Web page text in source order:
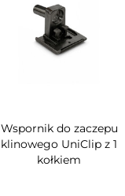
Wspornik do zaczepu
klinowego UniClip z 1
kołkiem